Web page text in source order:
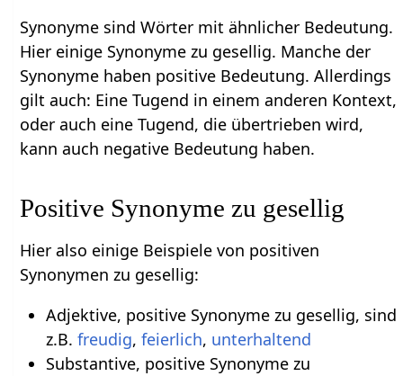
Synonyme sind Wörter mit ähnlicher Bedeutung.
Hier einige Synonyme zu gesellig. Manche der
Synonyme haben positive Bedeutung. Allerdings
gilt auch: Eine Tugend in einem anderen Kontext,
oder auch eine Tugend, die übertrieben wird,
kann auch negative Bedeutung haben.
Positive Synonyme zu gesellig
Hier also einige Beispiele von positiven
Synonymen zu gesellig:
Adjektive, positive Synonyme zu gesellig, sind
z.B. freudig, feierlich, unterhaltend
Substantive, positive Synonyme zu